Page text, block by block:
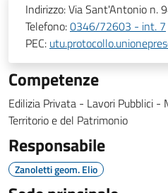
Indirizzo:Via Sant'Antonio n.
Telefono:0346/72603 - int. 7
PEC:
Competenze
Edilizia Privata - Lavori Pubblici
Territorio e del Patrimonio
Responsabile
Zanoletti geom. Elio